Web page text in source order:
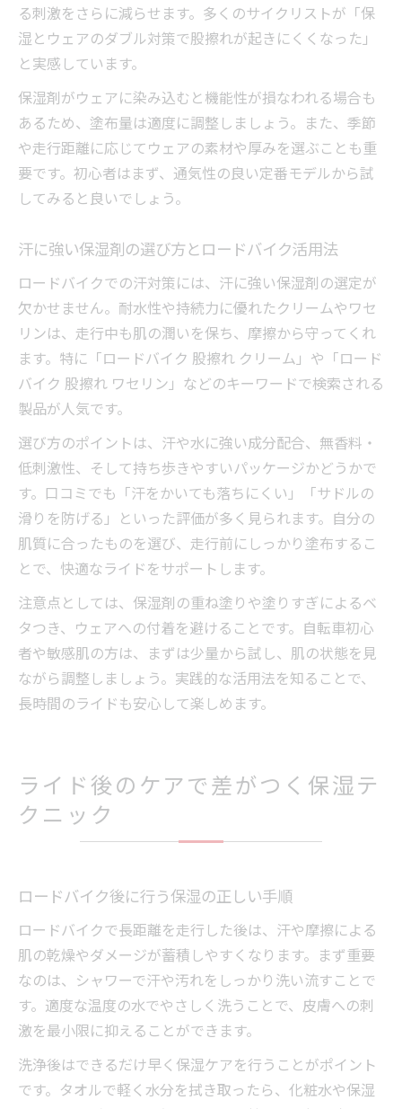
る刺激をさらに減らせます。多くのサイクリストが「保
湿とウェアのダブル対策で股擦れが起きにくくなった」
と実感しています。
保湿剤がウェアに染み込むと機能性が損なわれる場合も
あるため、塗布量は適度に調整しましょう。また、季節
や走行距離に応じてウェアの素材や厚みを選ぶことも重
要です。初心者はまず、通気性の良い定番モデルから試
してみると良いでしょう。
汗に強い保湿剤の選び方とロードバイク活用法
ロードバイクでの汗対策には、汗に強い保湿剤の選定が
欠かせません。耐水性や持続力に優れたクリームやワセ
リンは、走行中も肌の潤いを保ち、摩擦から守ってくれ
ます。特に「ロードバイク 股擦れ クリーム」や「ロード
バイク 股擦れ ワセリン」などのキーワードで検索される
製品が人気です。
選び方のポイントは、汗や水に強い成分配合、無香料・
低刺激性、そして持ち歩きやすいパッケージかどうかで
す。口コミでも「汗をかいても落ちにくい」「サドルの
滑りを防げる」といった評価が多く見られます。自分の
肌質に合ったものを選び、走行前にしっかり塗布するこ
とで、快適なライドをサポートします。
注意点としては、保湿剤の重ね塗りや塗りすぎによるベ
タつき、ウェアへの付着を避けることです。自転車初心
者や敏感肌の方は、まずは少量から試し、肌の状態を見
ながら調整しましょう。実践的な活用法を知ることで、
長時間のライドも安心して楽しめます。
ライド後のケアで差がつく保湿テ
クニック
ロードバイク後に行う保湿の正しい手順
ロードバイクで長距離を走行した後は、汗や摩擦による
肌の乾燥やダメージが蓄積しやすくなります。まず重要
なのは、シャワーで汗や汚れをしっかり洗い流すことで
す。適度な温度の水でやさしく洗うことで、皮膚への刺
激を最小限に抑えることができます。
洗浄後はできるだけ早く保湿ケアを行うことがポイント
です。タオルで軽く水分を拭き取ったら、化粧水や保湿